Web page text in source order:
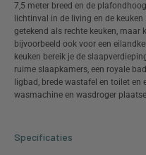
7,5 meter breed en de
lichtinval in de living en de
getekend als rechte keuken, maar
bijvoorbeeld ook voor een
keuken bereik je de
ruime slaap­kamers, een royale
ligbad, brede wastafel en toilet en
wasmachine en wasdroger
Specificaties